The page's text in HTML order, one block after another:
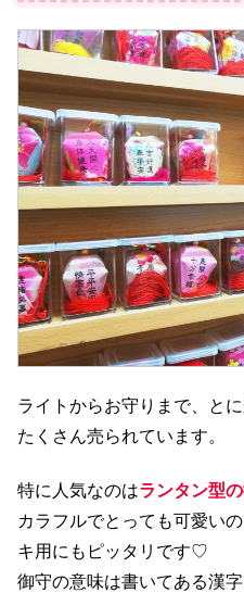
ライトからお守りまで、とに
たくさん売られています。
特に人気なのはランタン型
カラフルでとっても可愛い
キ用にもピッタリです♡
御守の意味は書いてある漢